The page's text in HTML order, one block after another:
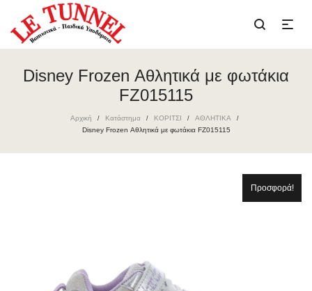
Disney Frozen Αθλητικά με φωτάκια
FZ015115
Αρχική / Κατάστημα / ΚΟΡΙΤΣΙ / ΑΘΛΗΤΙΚΑ /
Disney Frozen Αθλητικά με φωτάκια FZ015115
Προσφορά!